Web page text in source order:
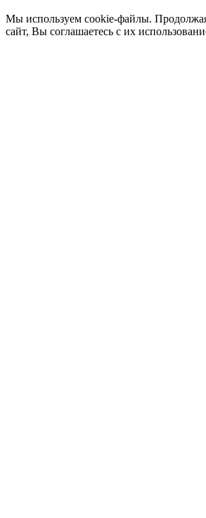
Мы используем cookie-файлы.
сайт, Вы соглашаетесь с их